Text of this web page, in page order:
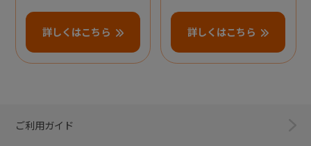
詳しくはこちら 詳しくはこちら
ご利用ガイド